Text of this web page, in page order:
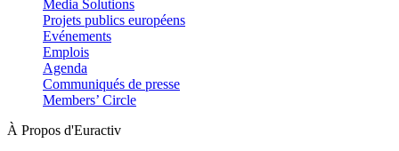
Media Solutions
Projets publics européens
Evénements
Emplois
Agenda
Communiqués de presse
Members’ Circle
À Propos d'Euractiv